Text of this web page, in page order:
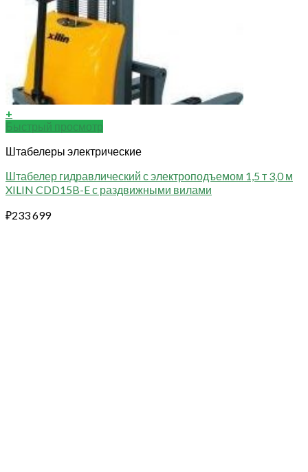
+
Быстрый просмотр
Штабелеры электрические
Штабелер гидравлический с электроподъемом 1,5 т 3,0 м
XILIN CDD15B-E с раздвижными вилами
₽233 699